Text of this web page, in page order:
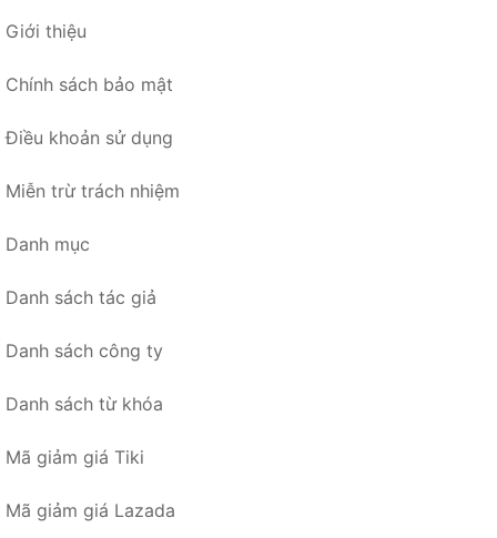
Giới thiệu
Chính sách bảo mật
Điều khoản sử dụng
Miễn trừ trách nhiệm
Danh mục
Danh sách tác giả
Danh sách công ty
Danh sách từ khóa
Mã giảm giá Tiki
Mã giảm giá Lazada